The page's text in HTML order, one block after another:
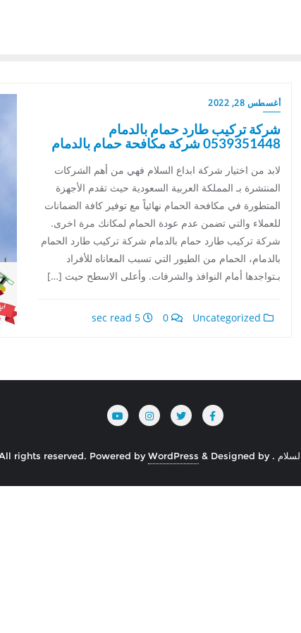
أغسطس 28, 2022
شركة تركيب طارد حمام بالدمام
0539351448 شركة مكافحة حمام بالدمام
لابد من اختيار شركة ابداع السلام فهي من أهم الشركات
المنتشرة بـ المملكة العربية السعودية حيث تقدم الأجهزة
المتطورة في مكافحة الحمام نهائياً مع توفير كافة الضمانات
للعملاء والتي تضمن عدم عودة الحمام لمكانك مرة اخرى.
شركة تركيب طارد حمام بالدمام شركة تركيب طارد الحمام
بالدمام، الحمام من الطيور التي تسبب المعاناه للأفراد
بـتواجدها أمام النوافذ والشرفات. وأعلى الاسطح حيث […]
Powered byWordPress & Designed by